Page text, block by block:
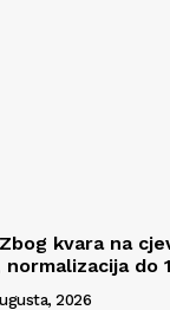
kvara na
do
2026